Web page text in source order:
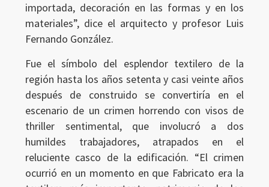
importada, decoración en las formas y en los
materiales”, dice el arquitecto y profesor Luis
Fernando González.
Fue el símbolo del esplendor textilero de la
región hasta los años setenta y casi veinte años
después de construido se convertiría en el
escenario de un crimen horrendo con visos de
thriller sentimental, que involucró a dos
humildes trabajadores, atrapados en el
reluciente casco de la edificación. “El crimen
ocurrió en un momento en que Fabricato era la